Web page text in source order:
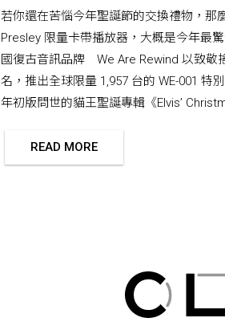
若你還在苦惱今年聖誕節的交換禮物，那
Presley 限量卡帶播放器，大概是今年最
國復古音訊品牌 We Are Rewind 以致敬
名，推出全球限量 1,957 台的 WE-001 特
年初版問世的貓王聖誕專輯《Elvis’
READ MORE